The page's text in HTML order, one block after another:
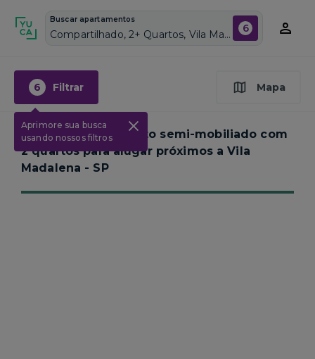
Buscar apartamentos
Compartilhado, 2+ Quartos, Vila Madalena, Vagas de garagem: Sim, Semi mobiliado, Piscina 6
6 Filtrar
Aprimore sua busca
usando nossos filtros
Mapa
Nenhum apartamento semi-mobiliado com
2 quartos para alugar próximos aVila
Madalena - SP